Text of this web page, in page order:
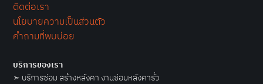
ติดต่อเรา
นโยบายความเป็นส่วนตัว
คำถามที่พบบ่อย
บริการของเรา
➣ บริการซ่อม สร้างหลังคา งานซ่อมหลังคารั่ว